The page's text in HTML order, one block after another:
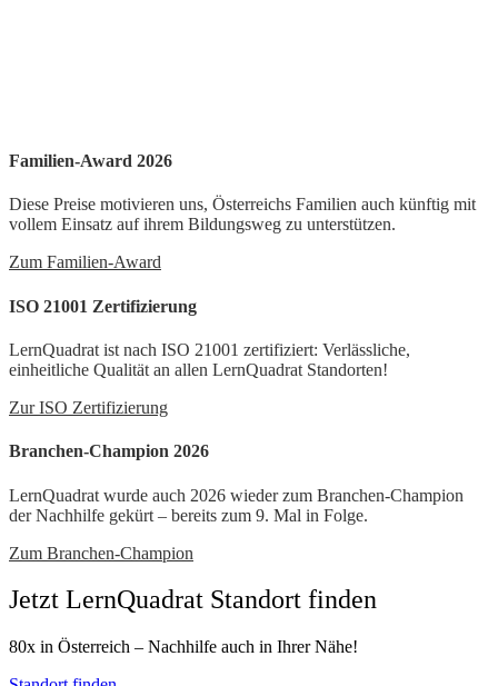
Familien-Award 2026
Diese Preise motivieren uns, Österreichs Familien auch künftig mit
vollem Einsatz auf ihrem Bildungsweg zu unterstützen.
Zum Familien-Award
ISO 21001 Zertifizierung
LernQuadrat ist nach ISO 21001 zertifiziert: Verlässliche,
einheitliche Qualität an allen LernQuadrat Standorten!
Zur ISO Zertifizierung
Branchen-Champion 2026
LernQuadrat wurde auch 2026 wieder zum Branchen-Champion
der Nachhilfe gekürt – bereits zum 9. Mal in Folge.
Zum Branchen-Champion
Jetzt LernQuadrat Standort finden
80x in Österreich – Nachhilfe auch in Ihrer Nähe!